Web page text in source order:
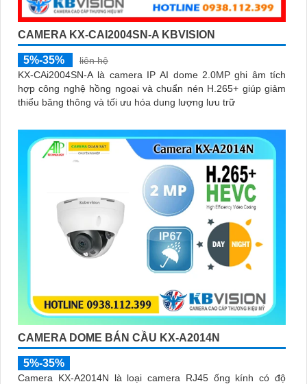
CAMERA KX-CAI2004SN-A KBVISION
5%-35%
liên hệ
KX-CAi2004SN-A là camera IP AI dome 2.0MP ghi âm tích
hợp công nghệ hồng ngoại và chuẩn nén H.265+ giúp giảm
thiểu băng thông và tối ưu hóa dung lượng lưu trữ
CAMERA DOME BÁN CẦU KX-A2014N
5%-35%
Camera KX-A2014N là loại camera RJ45 ống kính có độ